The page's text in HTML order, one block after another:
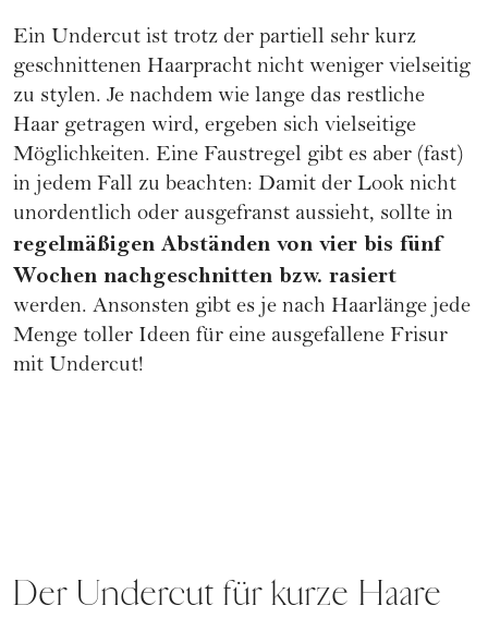
Ein Undercut ist trotz der partiell sehr kurz
geschnittenen Haarpracht nicht weniger vielseitig
zu stylen. Je nachdem wie lange das restliche
Haar getragen wird, ergeben sich vielseitige
Möglichkeiten. Eine Faustregel gibt es aber (fast)
in jedem Fall zu beachten: Damit der Look nicht
unordentlich oder ausgefranst aussieht, sollte in
regelmäßigen Abständen von vier bis fünf
Wochen nachgeschnitten bzw. rasiert
werden. Ansonsten gibt es je nach Haarlänge jede
Menge toller Ideen für eine ausgefallene Frisur
mit Undercut!
Der Undercut für kurze Haare